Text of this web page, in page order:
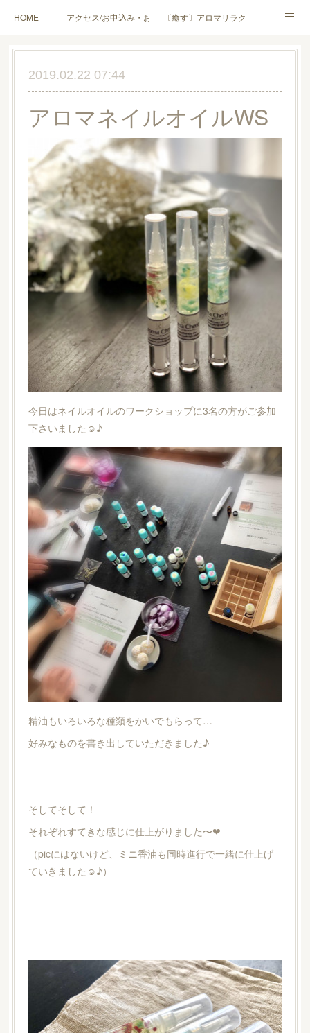
HOME アクセス/お申込み・お問合せ〔癒す〕アロマリラクゼーション
〔学ぶ〕AEAJ資格対応コース〔学ぶ〕トリートメント実技講座／介護アロマ講座
ハンモックよもぎ蒸し® HAMMOCK SAUNA® アカデミー厚木校
ハンモックタイ古式協会® 厚木校出張講座(個人／企業・団体)
Instagram コラム YouTube［アロマ・ハーブクラフト］
2019.02.22 07:44
アロマネイルオイルWS
今日はネイルオイルのワークショップに3名の方がご参加
下さいました☺︎♪
精油もいろいろな種類をかいでもらって…
好みなものを書き出していただきました♪
そしてそして！
それぞれすてきな感じに仕上がりました〜❤︎
（picにはないけど、ミニ香油も同時進行で一緒に仕上げ
ていきました☺︎♪）